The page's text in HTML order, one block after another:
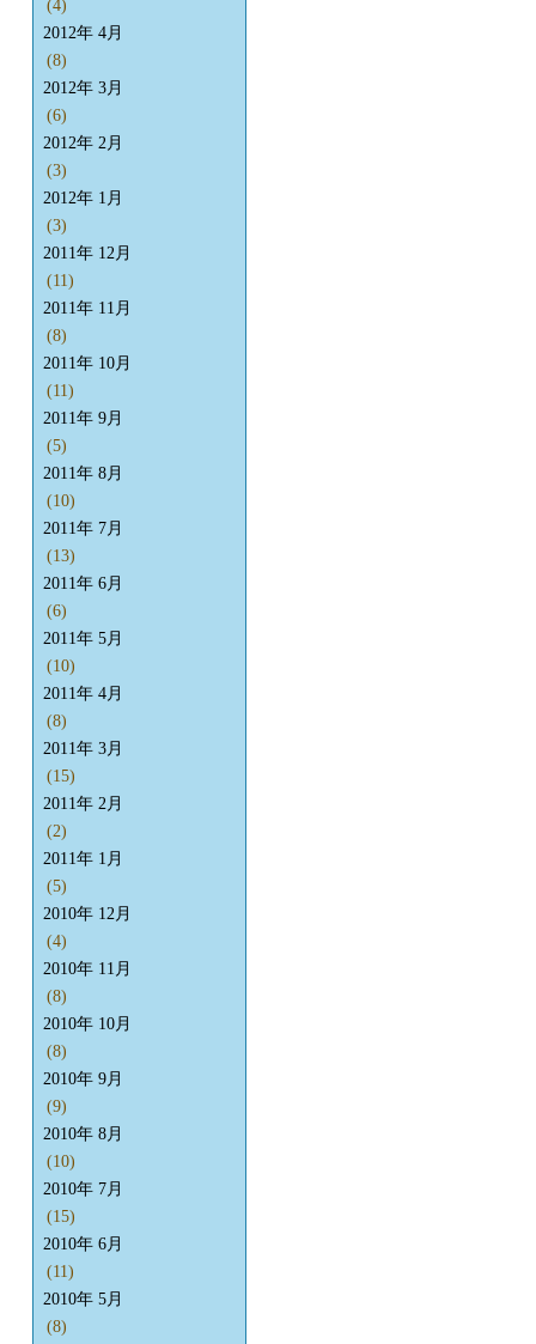
(4)
2012年 4月
(8)
2012年 3月
(6)
2012年 2月
(3)
2012年 1月
(3)
2011年 12月
(11)
2011年 11月
(8)
2011年 10月
(11)
2011年 9月
(5)
2011年 8月
(10)
2011年 7月
(13)
2011年 6月
(6)
2011年 5月
(10)
2011年 4月
(8)
2011年 3月
(15)
2011年 2月
(2)
2011年 1月
(5)
2010年 12月
(4)
2010年 11月
(8)
2010年 10月
(8)
2010年 9月
(9)
2010年 8月
(10)
2010年 7月
(15)
2010年 6月
(11)
2010年 5月
(8)